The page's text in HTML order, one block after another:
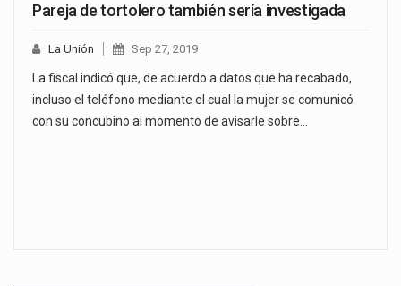
Pareja de tortolero también sería investigada
La Unión Sep 27, 2019
La fiscal indicó que, de acuerdo a datos que ha recabado,
incluso el teléfono mediante el cual la mujer se comunicó
con su concubino al momento de avisarle sobre…